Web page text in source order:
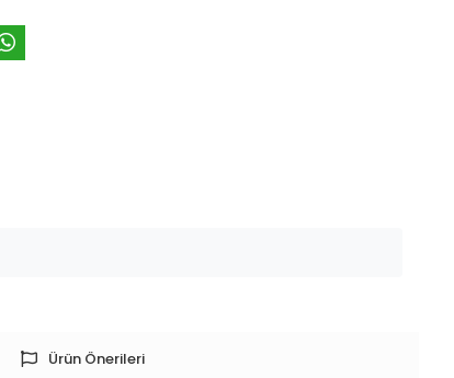
Ürün Önerileri